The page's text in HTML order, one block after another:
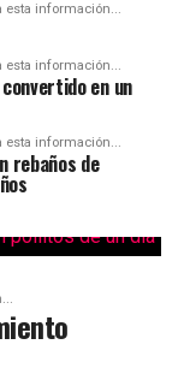
esta información...
esta información...
en un
esta información...
rebaños de